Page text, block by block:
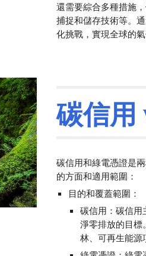
還需要綜合多種措施
捕捉和儲存技術等。
化挑戰，實現全球的氣
碳信用
碳信用和綠電憑證是
的方面和適用範圍：
目的和覆蓋範圍：
碳信用：碳信用
淨零排放的目標
林、可再生能源